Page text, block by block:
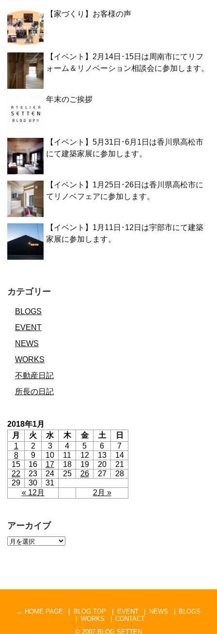
【家づくり】お客様の声
【イベント】2月14日･15日は周南市にてリフ
ォーム＆リノベーション相談会に参加します。
年末のご挨拶
【イベント】5月31日･6月1日は香川県高松市
にて建築家展に参加します。
【イベント】1月25日･26日は香川県高松市に
てリノベフェアに参加します。
【イベント】1月11日･12日は宇部市にて建築
家展に参加します。
カテゴリー
BLOGS
EVENT
NEWS
WORKS
不動産日記
所長の日記
2018年1月
月
火 水 木 金 土 日
« 12月 2月 »
1 2 3 4 5 6
7
8
9 10 11 12 13
14
15
16 17 18 19 20
21
22
23 24 25 26 27
28
29
30 31
アーカイブ
← HOME PAGE BLOG TOP EVENT NEWS
BLOGS
WORKS
CONTACT
© 2007 BLOG SETTEN